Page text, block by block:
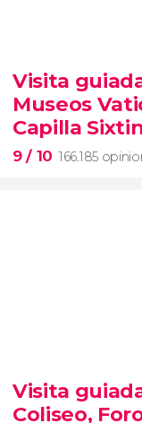
Contrastes de
barrios de
Visita
Museos
Capilla
9/ 10 166.185
visita guiada
Sixtina
Visita
Coliseo,